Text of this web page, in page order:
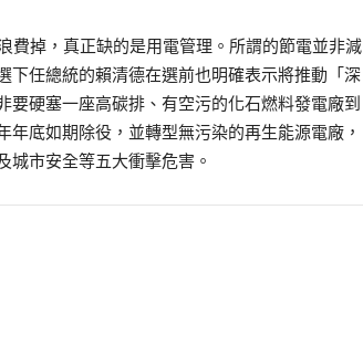
費掉，真正缺的是用電管理。所謂的節電並非減
下任總統的賴清德在選前也明確表示將推動「深
要硬塞一座高碳排、有空污的化石燃料發電廠到
底如期除役，並轉型無污染的再生能源電廠，
城市安全等五大衝擊危害。